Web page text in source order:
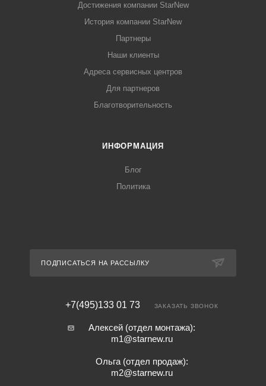
Достижения компании StarNew
История компании StarNew
Партнеры
Наши клиенты
Адреса сервисных центров
Для партнеров
Благотворительность
ИНФОРМАЦИЯ
Блог
Политика
ПОДПИСАТЬСЯ НА РАССЫЛКУ
+7(495)133 01 73 ЗАКАЗАТЬ ЗВОНОК
Алексей (отдел монтажа):
m1@starnew.ru
Ольга (отдел продаж):
m2@starnew.ru